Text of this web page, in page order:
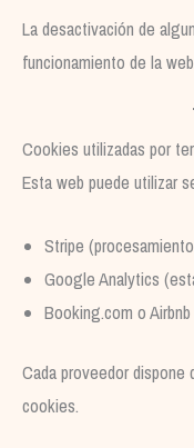
La desactivación de
funcionamiento de la
Cookies utilizadas por
Esta web puede utilizar
Stripe
Google Analytics
Booking.com o
Cada proveedor dispone
cookies.